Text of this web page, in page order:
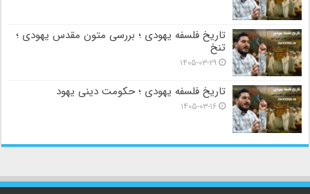
تاریخ فلسفه یهودی ؛ بررسی متون مقدس یهودی ؛
تنخ
۱۴۰۵-۰۳-۲۹
تاریخ فلسفه یهودی ؛ حکومت دینی یهود
۱۴۰۵-۰۳-۱۶